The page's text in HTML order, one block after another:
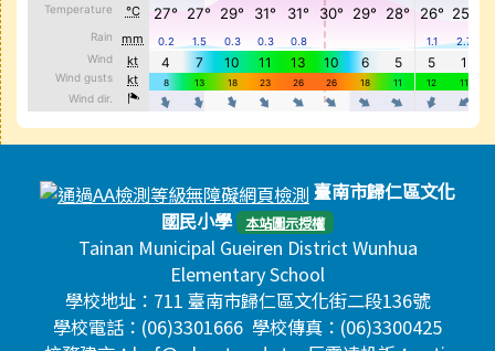
頁尾區域內容
臺南市歸仁區文化
國民小學 本站圖示授權
Tainan Municipal Gueiren District Wunhua
Elementary School
學校地址：711 臺南市歸仁區文化街二段136號
學校電話：(06)3301666 學校傳真：(06)3300425